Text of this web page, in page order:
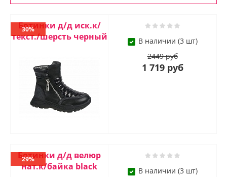
Ботинки д/д иск.к/
текст./шерсть черный
30%
В наличии (3 шт)
2449 руб
1 719 руб
Ботинки д/д велюр
нат.к/байка black
29%
В наличии (3 шт)